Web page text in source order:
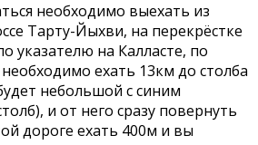
необходимо выехать из
Тарту-Йыхви, на перекрёстке
указателю на Калласте, по
ехать 13км до столба
небольшой с синим
и от него сразу повернуть
дороге ехать 400м и вы